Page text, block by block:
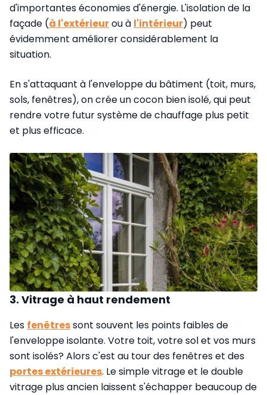
d'importantes économies d'énergie. L'isolation de la
façade (à l'extérieurou à l'intérieur) peut
évidemment améliorer considérablement la
situation.
En s'attaquant à l'enveloppe du bâtiment (toit, murs,
sols, fenêtres), on crée un cocon bien isolé, qui peut
rendre votre futur système de chauffage plus petit
et plus efficace.
3. Vitrage à haut rendement
Les fenêtressont souvent les points faibles de
l'enveloppe isolante. Votre toit, votre sol et vos murs
sont isolés? Alors c'est au tour des fenêtres et des
portes extérieures. Le simple vitrage et le double
vitrage plus ancien laissent s'échapper beaucoup de